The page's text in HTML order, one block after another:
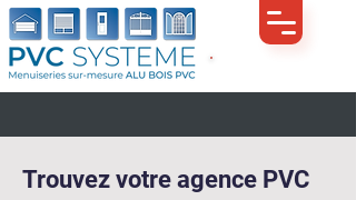
Trouvez votre agence PVC